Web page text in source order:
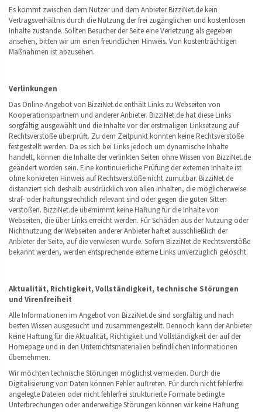
Es kommt zwischen dem Nutzer und dem Anbieter BizziNet.de kein
Vertragsverhältnis durch die Nutzung der frei zugänglichen und kostenlosen
Inhalte zustande. Sollten Besucher der Seite eine Verletzung als gegeben
ansehen, bitten wir um einen freundlichen Hinweis. Von kostenträchtigen
Maßnahmen ist abzusehen.
Verlinkungen
Das Online-Angebot von BizziNet.de enthält Links zu Webseiten von
Kooperationspartnern und anderer Anbieter. BizziNet.de hat diese Links
sorgfältig ausgewählt und die Inhalte vor der erstmaligen Linksetzung auf
Rechtsverstöße überprüft. Zu dem Zeitpunkt konnten keine Rechtsverstöße
festgestellt werden. Da es sich bei Links jedoch um dynamische Inhalte
handelt, können die Inhalte der verlinkten Seiten ohne Wissen von BizziNet.de
geändert worden sein. Eine kontinuierliche Prüfung der externen Inhalte ist
ohne konkreten Hinweis auf Rechtsverstöße nicht zumutbar. BizziNet.de
distanziert sich deshalb ausdrücklich von allen Inhalten, die möglicherweise
straf- oder haftungsrechtlich relevant sind oder gegen die guten Sitten
verstoßen. BizziNet.de übernimmt keine Haftung für die Inhalte von
Webseiten, die über Links erreicht werden. Für Schäden aus der Nutzung oder
Nichtnutzung der Webseiten anderer Anbieter haftet ausschließlich der
Anbieter der Seite, auf die verwiesen wurde. Sofern BizziNet.de Rechtsverstöße
bekannt werden, werden entsprechende externe Links unverzüglich gelöscht.
Aktualität, Richtigkeit, Vollständigkeit, technische Störungen
und Virenfreiheit
Alle Informationen im Angebot von BizziNet.de sind sorgfältig und nach
besten Wissen ausgesucht und zusammengestellt. Dennoch kann der Anbieter
keine Haftung für die Aktualität, Richtigkeit und Vollständigkeit der auf der
Homepage und in den Unterrichtsmaterialien befindlichen Informationen
übernehmen.
Wir möchten technische Störungen möglichst vermeiden. Durch die
Digitalisierung von Daten können Fehler auftreten. Für durch nicht fehlerfrei
angelegte Dateien oder nicht fehlerfrei strukturierte Formate bedingte
Unterbrechungen oder anderweitige Störungen können wir keine Haftung